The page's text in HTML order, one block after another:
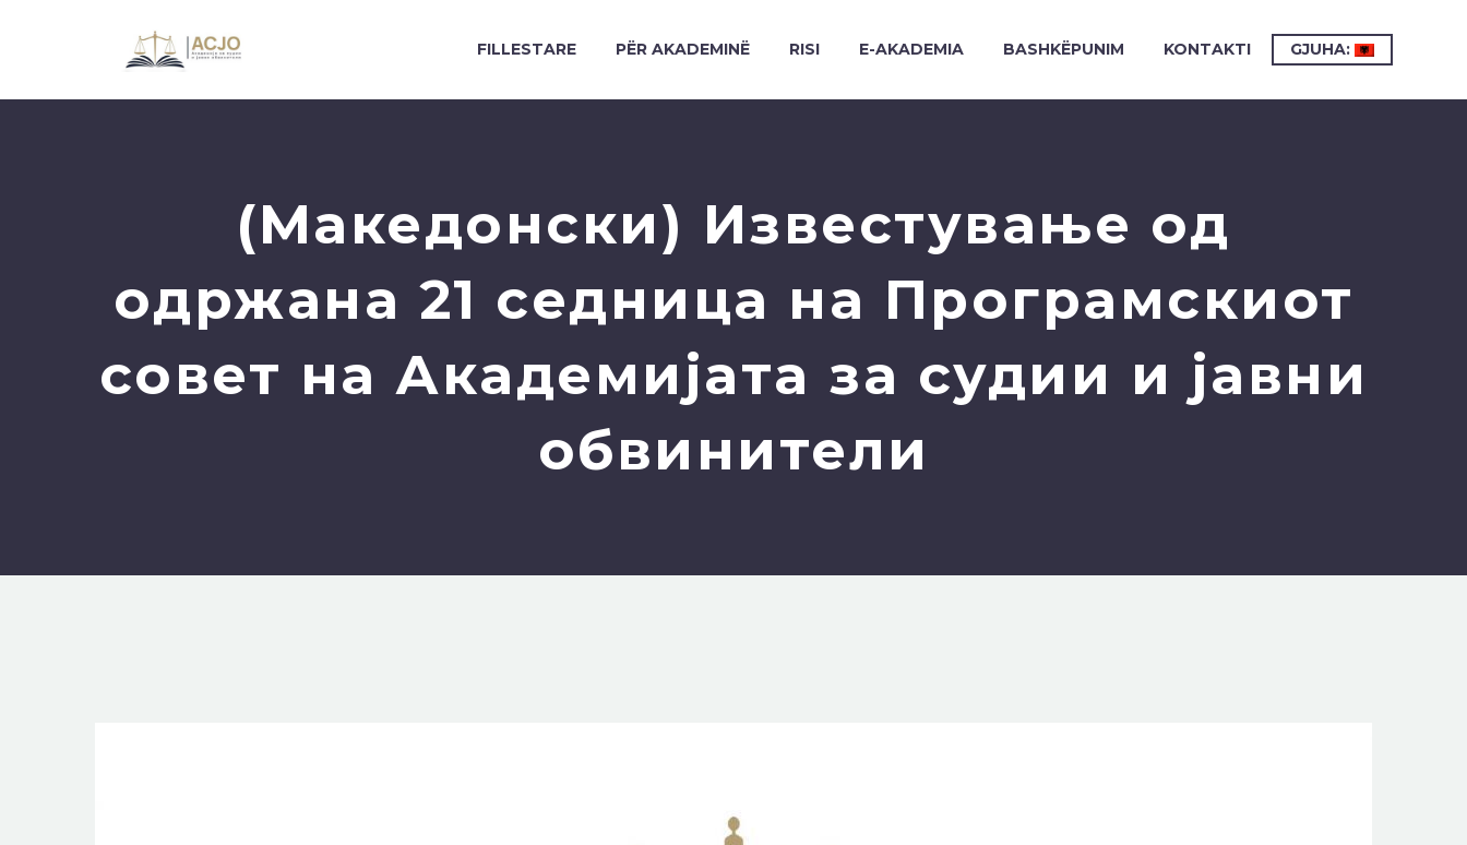
FILLESTARE PËR AKADEMINË RISI E-AKADEMIA BASHKËPUNIM KONTAKTI GJUHA:
(Македонски) Известување од
одржана 21 седница на Програмскиот
совет на Академијата за судии и јавни
обвинители